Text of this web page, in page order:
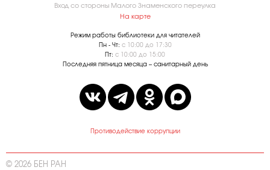
Вход со стороны Малого Знаменского переулка
На карте
Режим работы библиотеки для читателей
Пн - Чт: с 10:00 до 17:30
Пт: с 10:00 до 15:00
Последняя пятница месяца – санитарный день
Противодействие коррупции
© 2026 БЕН РАН